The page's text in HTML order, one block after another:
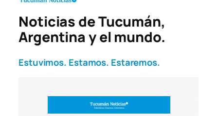
Noticias de Tucumán,
Argentina y el mundo.
Estuvimos. Estamos. Estaremos.